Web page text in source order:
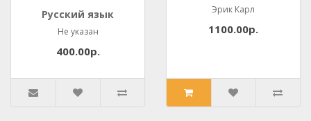
Русский язык
Не указан
400.00р.
Эрик Карл
1100.00р.